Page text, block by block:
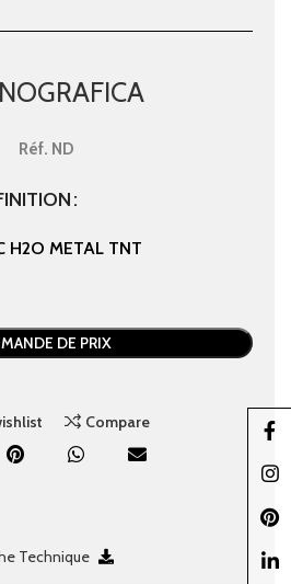
Réf. ND
H2O METAL TNT
DE PRIX
Compare
Technique